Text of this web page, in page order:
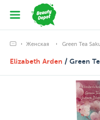
Женская Green Tea
Elizabeth Arden / Green